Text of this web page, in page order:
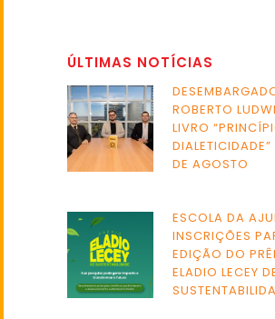
ÚLTIMAS NOTÍCIAS
ROBERTO
LIVRO
DE AGOSTO
ESCOLA DA
INSCRIÇÕES
EDIÇÃO DO
ELADIO LECEY